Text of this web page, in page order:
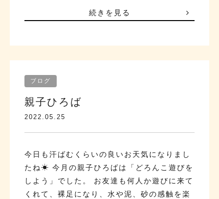
続きを見る
ブログ
親子ひろば
2022.05.25
今日も汗ばむくらいの良いお天気になりまし
たね☀ 今月の親子ひろばは「どろんこ遊びを
しよう」でした。 お友達も何人か遊びに来て
くれて、裸足になり、水や泥、砂の感触を楽